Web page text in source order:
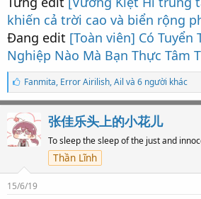
khiến cả trời cao và biển rộng
Đang edit [Toàn viên] Có Tuyển
Nghiệp Nào Mà Bạn Thực Tâm
S
ố
l
ư
ợ
t
t
í
c
Fanmita, Error Airilish,Ail và 6 người khác
张佳乐头上的小花儿
To sleep the sleep of the just and
Thần Lĩnh
15/6/19